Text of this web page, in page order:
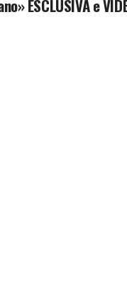
ESCLUSIVA e